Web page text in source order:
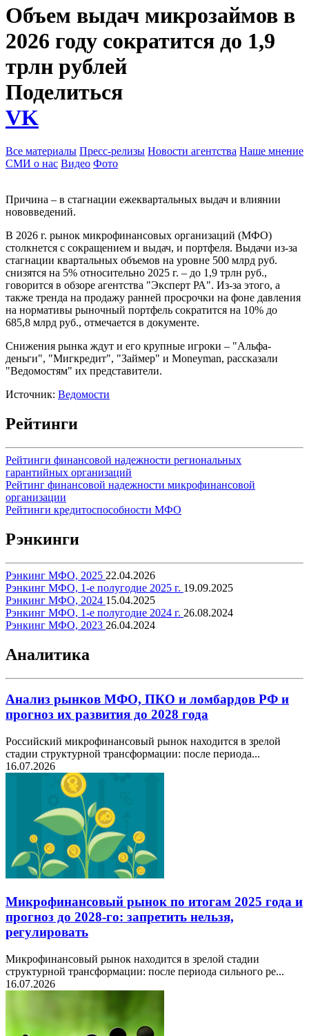
Объем выдач микрозаймов в
2026 году сократится до 1,9
трлн рублей
Поделиться
VK
Все материалы Пресс-релизы Новости агентства Наше мнение
СМИ о нас Видео Фото
Причина – в стагнации ежеквартальных выдач и влиянии
нововведений.
В 2026 г. рынок микрофинансовых организаций (МФО)
столкнется с сокращением и выдач, и портфеля. Выдачи из-за
стагнации квартальных объемов на уровне 500 млрд руб.
снизятся на 5% относительно 2025 г. – до 1,9 трлн руб.,
говорится в обзоре агентства "Эксперт РА". Из-за этого, а
также тренда на продажу ранней просрочки на фоне давления
на нормативы рыночный портфель сократится на 10% до
685,8 млрд руб., отмечается в документе.
Снижения рынка ждут и его крупные игроки – "Альфа-
деньги", "Мигкредит", "Займер" и Moneyman, рассказали
"Ведомостям" их представители.
Источник: Ведомости
Рейтинги
Рейтинги финансовой надежности региональных
гарантийных организаций
Рейтинг финансовой надежности микрофинансовой
организации
Рейтинги кредитоспособности МФО
Рэнкинги
Рэнкинг МФО, 2025 22.04.2026
Рэнкинг МФО, 1-е полугодие 2025 г. 19.09.2025
Рэнкинг МФО, 2024 15.04.2025
Рэнкинг МФО, 1-е полугодие 2024 г. 26.08.2024
Рэнкинг МФО, 2023 26.04.2024
Аналитика
Анализ рынков МФО, ПКО и ломбардов РФ и
прогноз их развития до 2028 года
Российский микрофинансовый рынок находится в зрелой
стадии структурной трансформации: после периода...
16.07.2026
Микрофинансовый рынок по итогам 2025 года и
прогноз до 2028-го: запретить нельзя,
регулировать
Микрофинансовый рынок находится в зрелой стадии
структурной трансформации: после периода сильного ре...
16.07.2026